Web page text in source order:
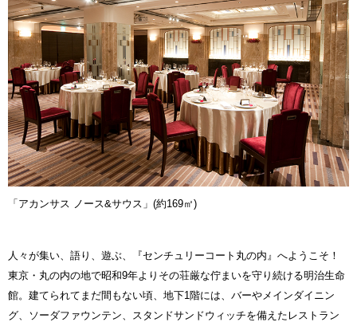
「アカンサス ノース&サウス」(約169㎡)
人々が集い、語り、遊ぶ、『センチュリーコート丸の内』へようこそ！
東京・丸の内の地で昭和9年よりその荘厳な佇まいを守り続ける明治生命
館。建てられてまだ間もない頃、地下1階には、バーやメインダイニン
グ、ソーダファウンテン、スタンドサンドウィッチを備えたレストラン